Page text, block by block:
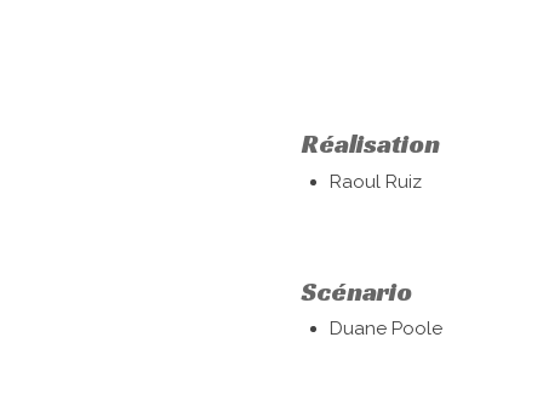
Réalisation
Raoul Ruiz
Scénario
Duane Poole